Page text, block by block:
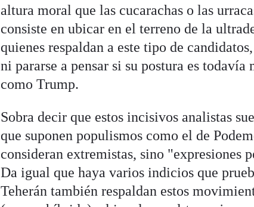
altura moral que las cucarachas o las
consiste en ubicar en el terreno de la
quienes respaldan a este tipo de
ni pararse a pensar si su postura es
como Trump.
Sobra decir que estos incisivos analistas
que suponen populismos como el de
consideran extremistas, sino "expresiones
Da igual que haya varios indicios que
Teherán también respaldan estos